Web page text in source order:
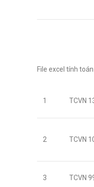
File excel tính
1 TCVN
2 TCVN
3 TCVN